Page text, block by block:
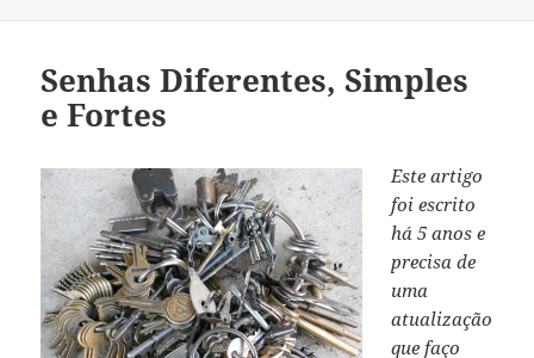
Senhas Diferentes, Simples
e Fortes
Este artigo
foi escrito
há 5 anos e
precisa de
uma
atualização
que faço